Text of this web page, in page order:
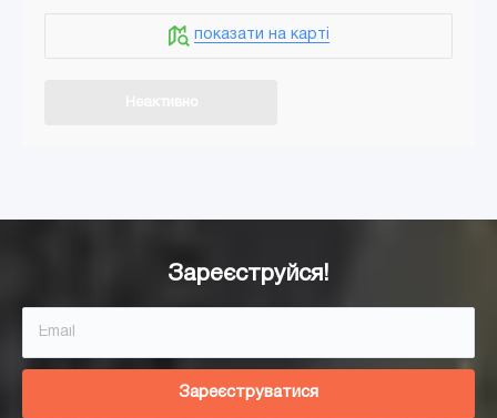
показати на карті
Зареєструйся!
Зареєструватися